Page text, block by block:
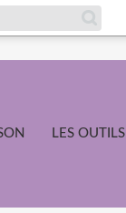
LES OUTILS